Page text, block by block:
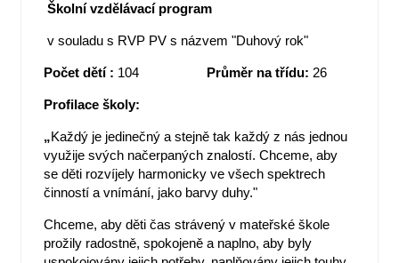
Školní vzdělávací program
v souladu s RVP PV s názvem "Duhový rok"
Počet dětí : 104 Průměr na třídu: 26
Profilace školy:
„Každý je jedinečný a stejně tak každý z nás jednou
využije svých načerpaných znalostí. Chceme, aby
se děti rozvíjely harmonicky ve všech spektrech
činností a vnímání, jako barvy duhy."
Chceme, aby děti čas strávený v mateřské škole
prožily radostně, spokojeně a naplno, aby byly